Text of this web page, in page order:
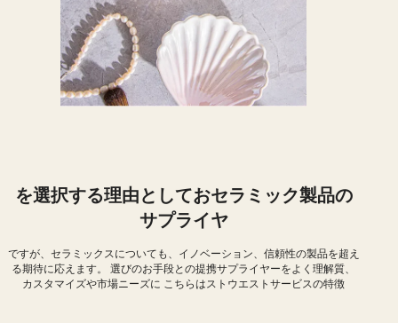
を選択する理由としておセラミック製品の
サプライヤ
ですが、セラミックスについても、イノベーション、信頼性の製品を超え
る期待に応えます。 選びのお手段との提携サプライヤーをよく理解質、
カスタマイズや市場ニーズに こちらはストウエストサービスの特徴